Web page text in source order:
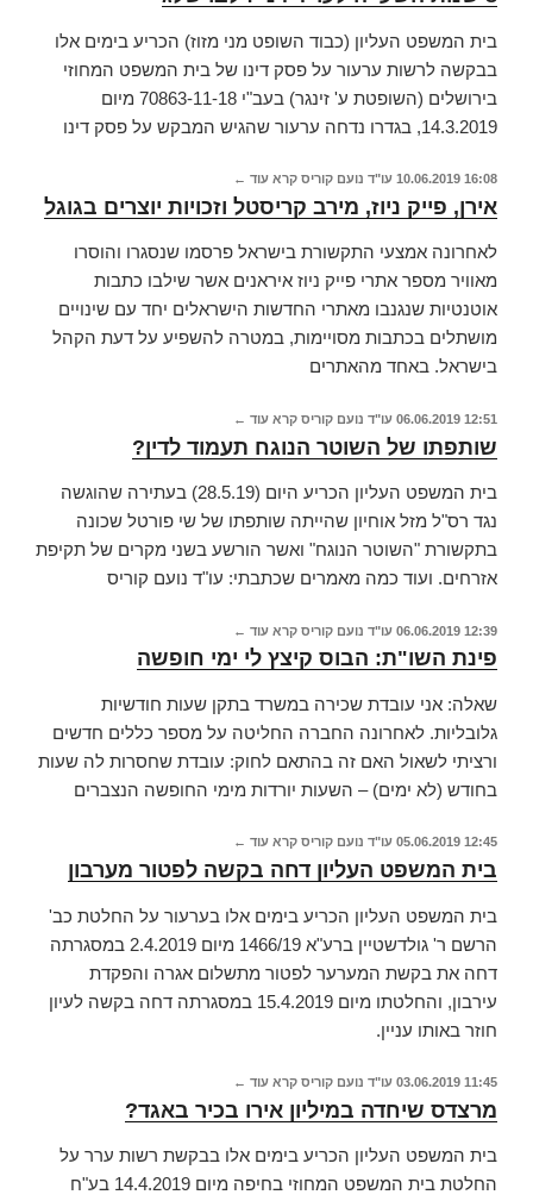
בית המשפט העליון (כבוד השופט מני מזוז) הכריע בימים אלו
בבקשה לרשות ערעור על פסק דינו של בית המשפט המחוזי
בירושלים (השופטת ע' זינגר) בעב"י 70863-11-18 מיום
14.3.2019, בגדרו נדחה ערעור שהגיש המבקש על פסק דינו
10.06.2019 16:08 עו"ד נועם קוריס קרא עוד ←
אירן, פייק ניוז, מירב קריסטל וזכויות יוצרים בגוגל
לאחרונה אמצעי התקשורת בישראל פרסמו שנסגרו והוסרו
מאוויר מספר אתרי פייק ניוז איראנים אשר שילבו כתבות
אוטנטיות שנגנבו מאתרי החדשות הישראלים יחד עם שינויים
מושתלים בכתבות מסויימות, במטרה להשפיע על דעת הקהל
בישראל. באחד מהאתרים
06.06.2019 12:51 עו"ד נועם קוריס קרא עוד ←
שותפתו של השוטר הנוגח תעמוד לדין?
בית המשפט העליון הכריע היום (28.5.19) בעתירה שהוגשה
נגד רס"ל מזל אוחיון שהייתה שותפתו של שי פורטל שכונה
בתקשורת "השוטר הנוגח" ואשר הורשע בשני מקרים של תקיפת
אזרחים. ועוד כמה מאמרים שכתבתי: עו"ד נועם קוריס
06.06.2019 12:39 עו"ד נועם קוריס קרא עוד ←
פינת השו"ת: הבוס קיצץ לי ימי חופשה
שאלה: אני עובדת שכירה במשרד בתקן שעות חודשיות
גלובליות. לאחרונה החברה החליטה על מספר כללים חדשים
ורציתי לשאול האם זה בהתאם לחוק: עובדת שחסרות לה שעות
בחודש (לא ימים) – השעות יורדות מימי החופשה הנצברים
05.06.2019 12:45 עו"ד נועם קוריס קרא עוד ←
בית המשפט העליון דחה בקשה לפטור מערבון
בית המשפט העליון הכריע בימים אלו בערעור על החלטת כב'
הרשם ר' גולדשטיין ברע"א 1466/19 מיום 2.4.2019 במסגרתה
דחה את בקשת המערער לפטור מתשלום אגרה והפקדת
עירבון, והחלטתו מיום 15.4.2019 במסגרתה דחה בקשה לעיון
חוזר באותו עניין.
03.06.2019 11:45 עו"ד נועם קוריס קרא עוד ←
מרצדס שיחדה במיליון אירו בכיר באגד?
בית המשפט העליון הכריע בימים אלו בבקשת רשות ערר על
החלטת בית המשפט המחוזי בחיפה מיום 14.4.2019 בע"ח